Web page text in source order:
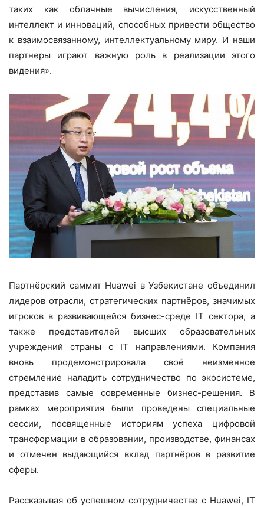
таких как облачные вычисления, искусственный
интеллект и инноваций, способных привести общество
к взаимосвязанному, интеллектуальному миру. И наши
партнеры играют важную роль в реализации этого
видения».
Партнёрский саммит Huawei в Узбекистане объединил
лидеров отрасли, стратегических партнёров, значимых
игроков в развивающейся бизнес-среде IT сектора, а
также представителей высших образовательных
учреждений страны с IT направлениями. Компания
вновь продемонстрировала своё неизменное
стремление наладить сотрудничество по экосистеме,
представив самые современные бизнес-решения. В
рамках мероприятия были проведены специальные
сессии, посвященные историям успеха цифровой
трансформации в образовании, производстве, финансах
и отмечен выдающийся вклад партнёров в развитие
сферы.
Рассказывая об успешном сотрудничестве с Huawei, IT